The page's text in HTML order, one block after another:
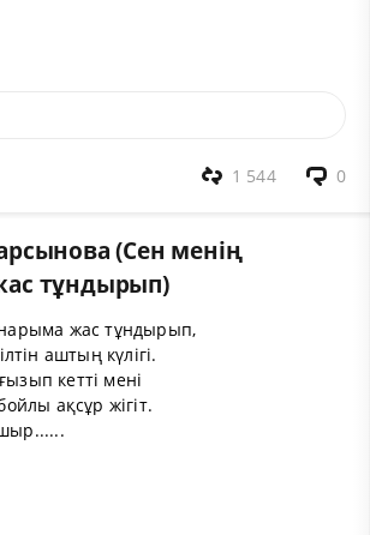
0
1 544
(Сен менің
тұндырып)
жас тұндырып,
аштың күлігі.
кетті мені
ақсұр жігіт.